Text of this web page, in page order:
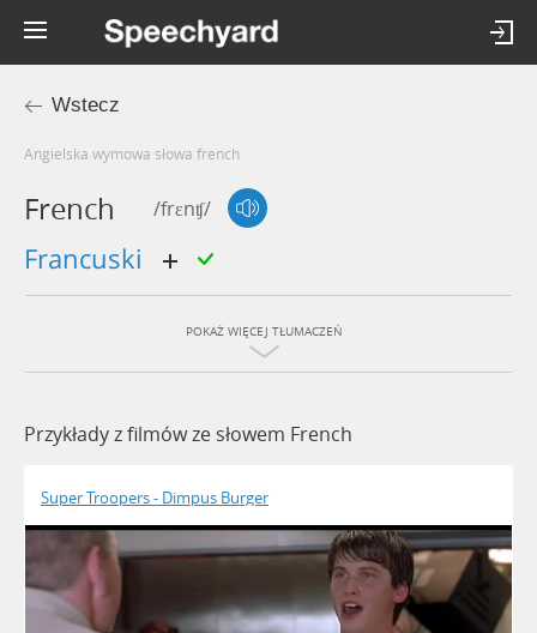
Wstecz
Angielska wymowa słowa french
French /frɛnʧ/
francuski
POKAŻ WIĘCEJ TŁUMACZEŃ
Przykłady z filmów ze słowem French
Super Troopers - Dimpus Burger